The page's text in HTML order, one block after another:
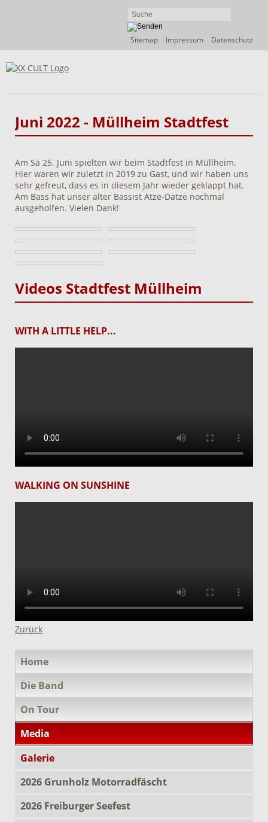
Navigation
Sitemap Impressum Datenschutz
Juni 2022 - Müllheim Stadtfest
Am Sa 25. Juni spielten wir beim Stadtfest in Müllheim.
Hier waren wir zuletzt in 2019 zu Gast, und wir haben uns
sehr gefreut, dass es in diesem Jahr wieder geklappt hat.
Am Bass hat unser alter Bassist Atze-Datze nochmal
ausgeholfen. Vielen Dank!
Videos Stadtfest Müllheim
WITH A LITTLE HELP...
WALKING ON SUNSHINE
Zurück
überspringen
Home
Die Band
On Tour
Media
Galerie
2026 Grunholz Motorradfäscht
2026 Freiburger Seefest